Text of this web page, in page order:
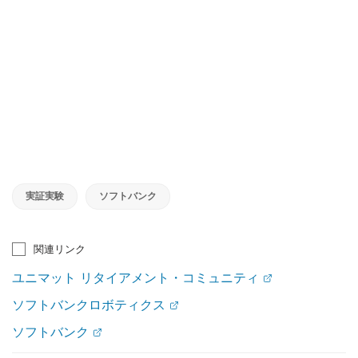
実証実験 ソフトバンク
関連リンク
ユニマット リタイアメント・コミュニティ
ソフトバンクロボティクス
ソフトバンク